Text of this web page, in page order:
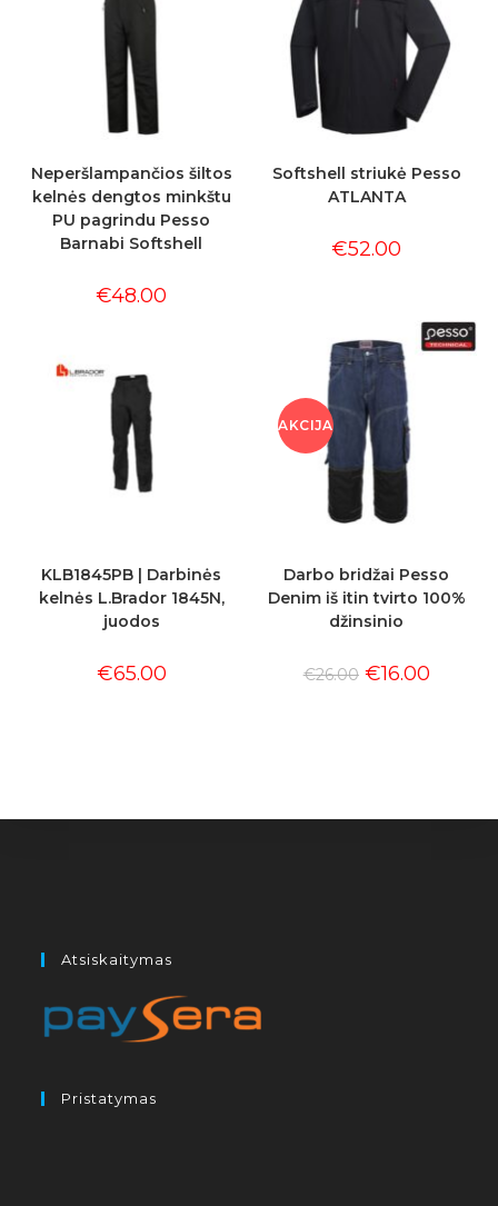
Neperšlampančios šiltos
kelnės dengtos minkštu
PU pagrindu Pesso
Barnabi Softshell
€48.00
Softshell striukė Pesso
ATLANTA
€52.00
KLB1845PB | Darbinės
kelnės L.Brador 1845N,
juodos
€65.00
AKCIJA
Darbo bridžai Pesso
Denim iš itin tvirto 100%
džinsinio
€26.00 €16.00
Atsiskaitymas
Pristatymas